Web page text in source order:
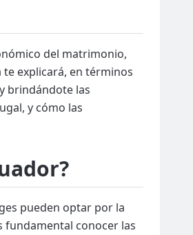
del matrimonio,
explicará, en términos
brindándote las
y cómo las
pueden optar por la
fundamental conocer las